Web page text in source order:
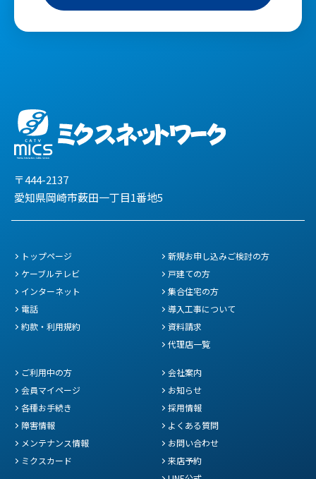
〒444-2137
愛知県岡崎市薮田一丁目1番地5
トップページ
ケーブルテレビ
インターネット
電話
約款・利用規約
新規お申し込みご検討の方
戸建ての方
集合住宅の方
導入工事について
資料請求
代理店一覧
ご利用中の方
会員マイページ
各種お手続き
障害情報
メンテナンス情報
ミクスカード
会社案内
お知らせ
採用情報
よくある質問
お問い合わせ
来店予約